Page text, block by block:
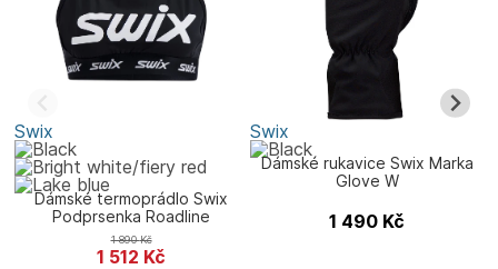
Swix
Dámské termoprádlo Swix
Podprsenka Roadline
1 512 Kč
1 890Kč
Swix
Dámské rukavice Swix Marka
Glove W
1 490 Kč